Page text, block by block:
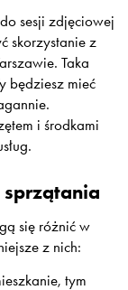
sesji zdjęciowej
skorzystanie z
Taka
będziesz mieć
i środkami
sprzątania
się różnić w
z nich:
tym